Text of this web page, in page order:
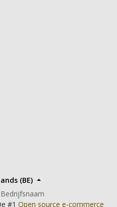
(BE)
#1Open source e-commerce